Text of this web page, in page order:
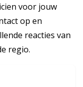
voor jouw
op en
reacties van
regio.